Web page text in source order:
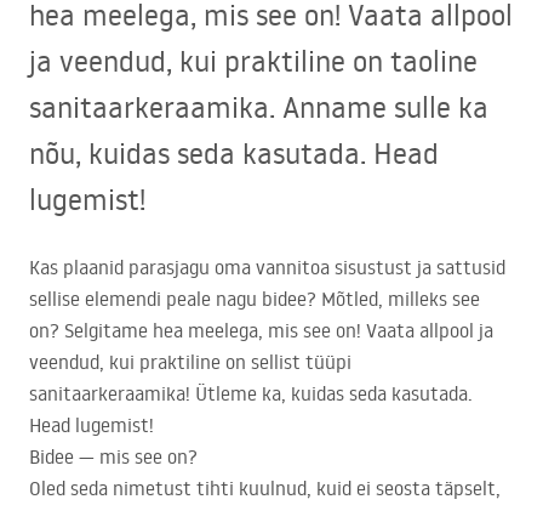
hea meelega, mis see on! Vaata allpool
ja veendud, kui praktiline on taoline
sanitaarkeraamika. Anname sulle ka
nõu, kuidas seda kasutada. Head
lugemist!
Kas plaanid parasjagu oma vannitoa sisustust ja sattusid
sellise elemendi peale nagu bidee? Mõtled, milleks see
on? Selgitame hea meelega, mis see on! Vaata allpool ja
veendud, kui praktiline on sellist tüüpi
sanitaarkeraamika! Ütleme ka, kuidas seda kasutada.
Head lugemist!
Bidee — mis see on?
Oled seda nimetust tihti kuulnud, kuid ei seosta täpselt,